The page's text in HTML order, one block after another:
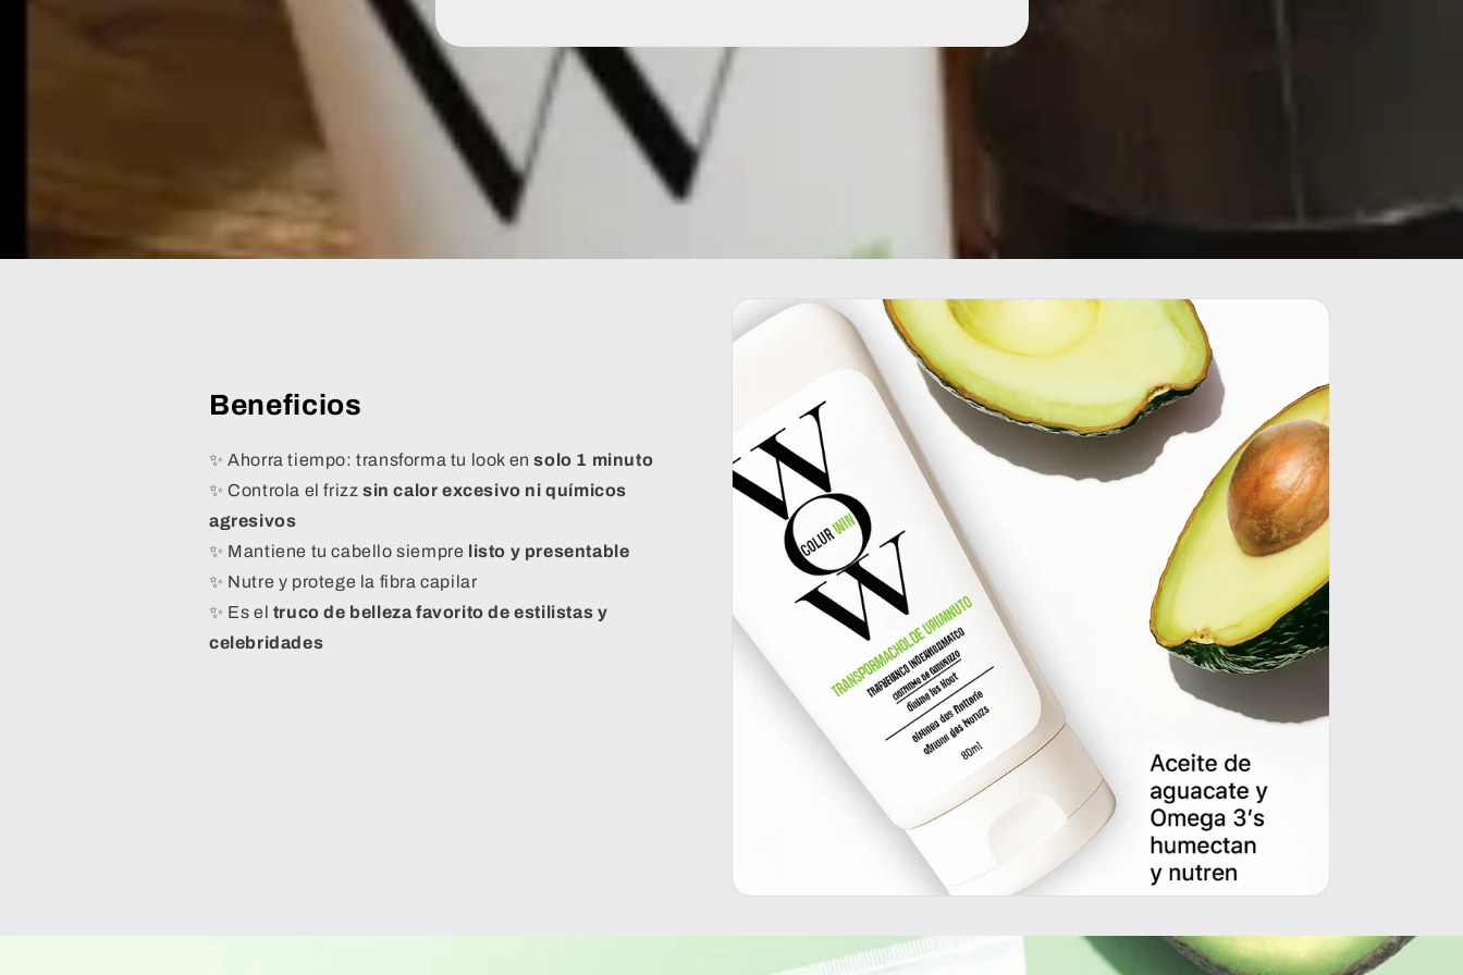
Beneficios
✨ Ahorra tiempo: transforma tu look ensolo 1 minuto
✨ Controla el frizz sin calor excesivo ni químicos
agresivos
✨ Mantiene tu cabello siempre listo y presentable
✨ Nutre y protege la fibra capilar
✨ Es el truco de belleza favorito de estilistas y
celebridades